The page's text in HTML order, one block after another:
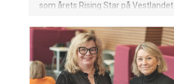
som årets Rising Star på Vestlandet.